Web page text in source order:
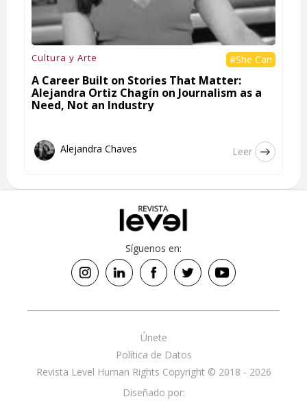
Cultura y Arte #She Can
A Career Built on Stories That Matter:
Alejandra Ortiz Chagín on Journalism as a
Need, Not an Industry
Alejandra Chaves Leer
Síguenos en:
Revista Level Human Rights Copyright © 2018 - 2026
Política de Datos
Únete
Diseñado por: